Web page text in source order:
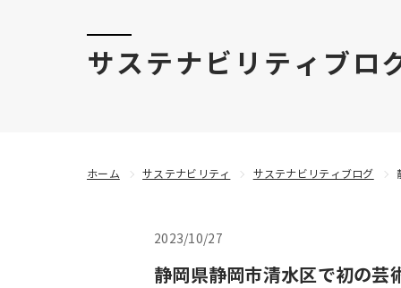
サステナビリティブロ
2023/10/27
静岡県静岡市清水区で初の芸
ホーム サステナビリティ サステナビリティブログ